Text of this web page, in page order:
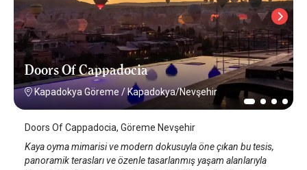
Doors Of Cappadocia
Kapadokya Göreme /Kapadokya/Nevşehir
Doors Of Cappadocia, Göreme Nevşehir
Kaya oyma mimarisi ve modern dokusuyla öne çıkan bu tesis,
panoramik terasları ve özenle tasarlanmış yaşam alanlarıyla